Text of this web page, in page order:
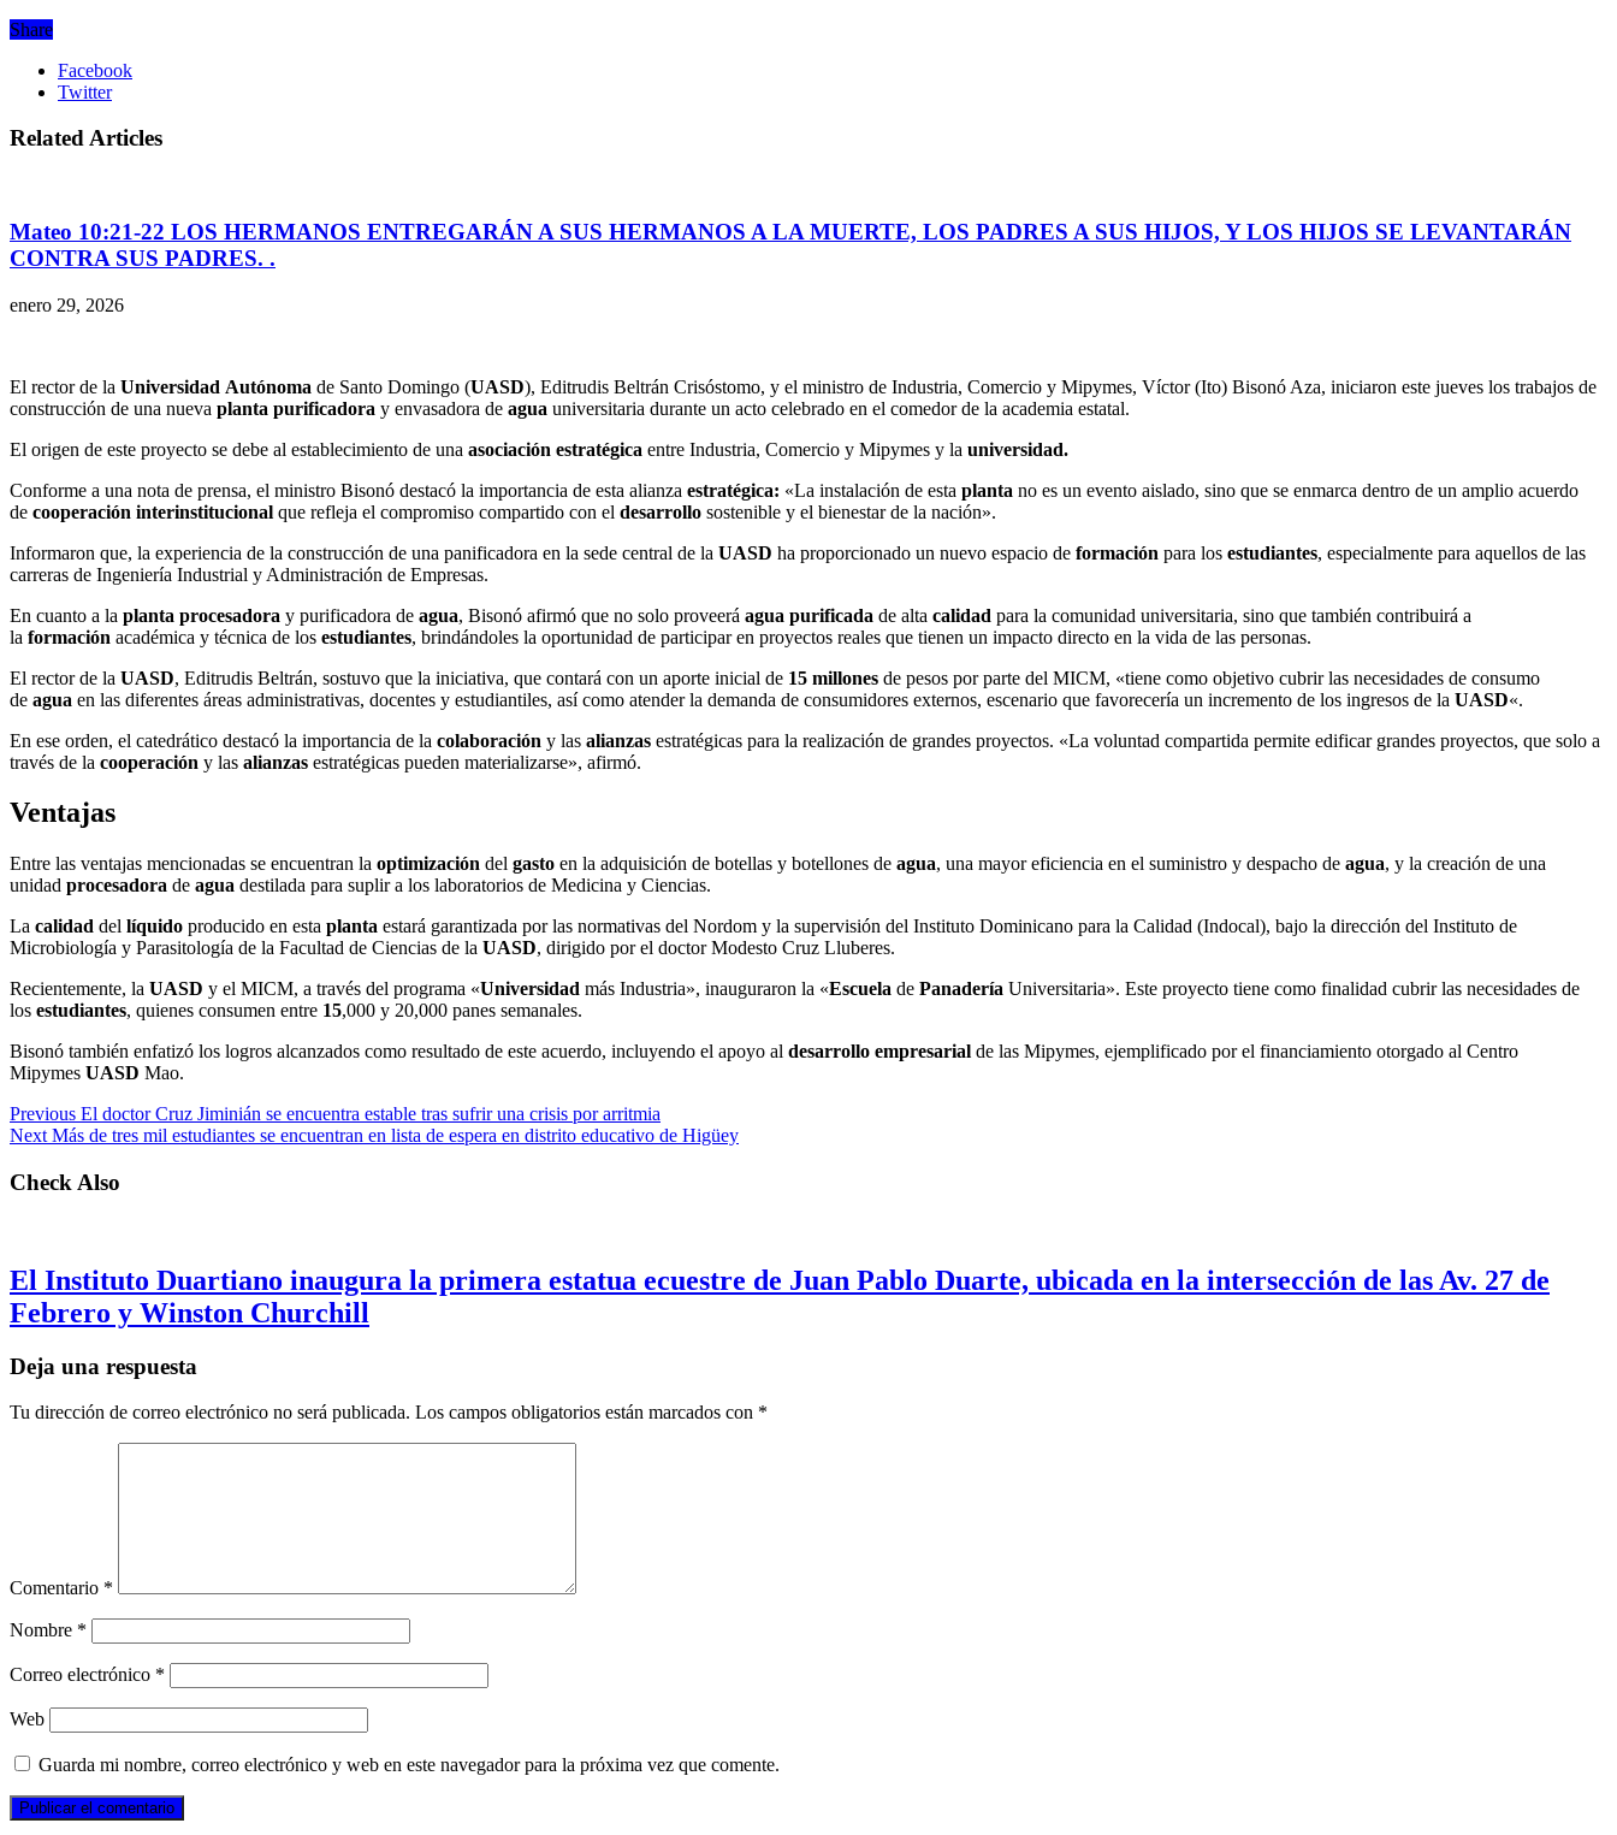
Share
Facebook
Twitter
Related Articles
Mateo 10:21-22 LOS HERMANOS ENTREGARÁN A SUS HERMANOS A LA MUERTE, LOS PADRES A SUS HIJOS, Y LOS HIJOS SE LEVANTARÁN
CONTRA SUS PADRES. .
enero 29, 2026
El rector de la Universidad Autónoma de Santo Domingo (UASD), Editrudis Beltrán Crisóstomo, y el ministro de Industria, Comercio y Mipymes, Víctor (Ito) Bisonó Aza, iniciaron este jueves los trabajos de
construcción de una nueva planta purificadora y envasadora de agua universitaria durante un acto celebrado en el comedor de la academia estatal.
El origen de este proyecto se debe al establecimiento de una asociación estratégica entre Industria, Comercio y Mipymes y la universidad.
Conforme a una nota de prensa, el ministro Bisonó destacó la importancia de esta alianza estratégica: «La instalación de esta planta no es un evento aislado, sino que se enmarca dentro de un amplio acuerdo
de cooperación interinstitucional que refleja el compromiso compartido con el desarrollo sostenible y el bienestar de la nación».
Informaron que, la experiencia de la construcción de una panificadora en la sede central de la UASD ha proporcionado un nuevo espacio de formación para los estudiantes, especialmente para aquellos de las
carreras de Ingeniería Industrial y Administración de Empresas.
En cuanto a la planta procesadora y purificadora de agua, Bisonó afirmó que no solo proveerá agua purificada de alta calidad para la comunidad universitaria, sino que también contribuirá a
la formación académica y técnica de los estudiantes, brindándoles la oportunidad de participar en proyectos reales que tienen un impacto directo en la vida de las personas.
El rector de la UASD, Editrudis Beltrán, sostuvo que la iniciativa, que contará con un aporte inicial de 15 millones de pesos por parte del MICM, «tiene como objetivo cubrir las necesidades de consumo
de agua en las diferentes áreas administrativas, docentes y estudiantiles, así como atender la demanda de consumidores externos, escenario que favorecería un incremento de los ingresos de la UASD«.
En ese orden, el catedrático destacó la importancia de la colaboración y las alianzas estratégicas para la realización de grandes proyectos. «La voluntad compartida permite edificar grandes proyectos, que solo a
través de la cooperación y las alianzas estratégicas pueden materializarse», afirmó.
Ventajas
Entre las ventajas mencionadas se encuentran la optimización del gasto en la adquisición de botellas y botellones de agua, una mayor eficiencia en el suministro y despacho de agua, y la creación de una
unidad procesadora de agua destilada para suplir a los laboratorios de Medicina y Ciencias.
La calidad del líquido producido en esta planta estará garantizada por las normativas del Nordom y la supervisión del Instituto Dominicano para la Calidad (Indocal), bajo la dirección del Instituto de
Microbiología y Parasitología de la Facultad de Ciencias de la UASD, dirigido por el doctor Modesto Cruz Lluberes.
Recientemente, la UASD y el MICM, a través del programa «Universidad más Industria», inauguraron la «Escuela de Panadería Universitaria». Este proyecto tiene como finalidad cubrir las necesidades de
los estudiantes, quienes consumen entre 15,000 y 20,000 panes semanales.
Bisonó también enfatizó los logros alcanzados como resultado de este acuerdo, incluyendo el apoyo al desarrollo empresarial de las Mipymes, ejemplificado por el financiamiento otorgado al Centro
Mipymes UASD Mao.
Previous El doctor Cruz Jiminián se encuentra estable tras sufrir una crisis por arritmia
Next Más de tres mil estudiantes se encuentran en lista de espera en distrito educativo de Higüey
Check Also
El Instituto Duartiano inaugura la primera estatua ecuestre de Juan Pablo Duarte, ubicada en la intersección de las Av. 27 de
Febrero y Winston Churchill
Deja una respuesta
Tu dirección de correo electrónico no será publicada. Los campos obligatorios están marcados con *
Comentario *
Nombre *
Correo electrónico *
Web
Guarda mi nombre, correo electrónico y web en este navegador para la próxima vez que comente.